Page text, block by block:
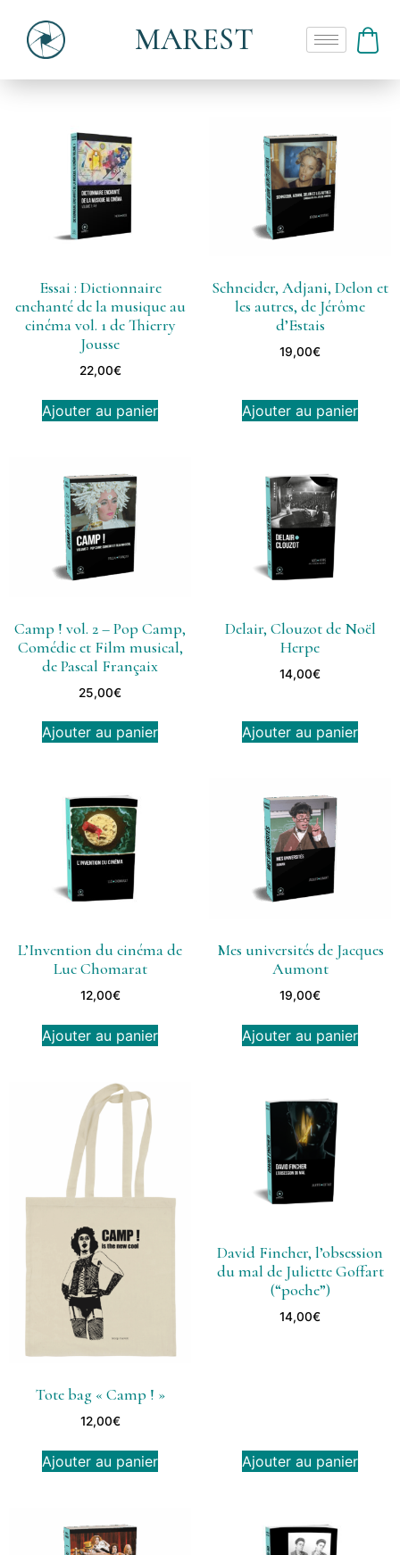
MAREST
Essai : Dictionnaire
enchanté de la musique au
cinéma vol. 1 de Thierry
Jousse
22,00€
Ajouter au panier
Schneider, Adjani, Delon et
les autres, de Jérôme
d’Estais
19,00€
Ajouter au panier
Camp ! vol. 2 – Pop Camp,
Comédie et Film musical,
de Pascal Françaix
25,00€
Ajouter au panier
Delair, Clouzot de Noël
Herpe
14,00€
Ajouter au panier
L’Invention du cinéma de
Luc Chomarat
12,00€
Ajouter au panier
Mes universités de Jacques
Aumont
19,00€
Ajouter au panier
Tote bag « Camp ! »
12,00€
Ajouter au panier
David Fincher, l’obsession
du mal de Juliette Goffart
(“poche”)
14,00€
Ajouter au panier